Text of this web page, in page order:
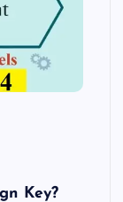
Key?